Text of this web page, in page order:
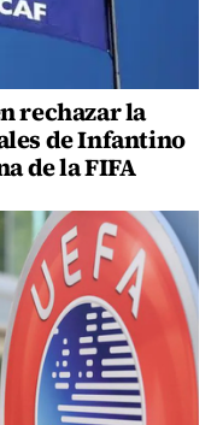
rechazar la
de Infantino
de la FIFA